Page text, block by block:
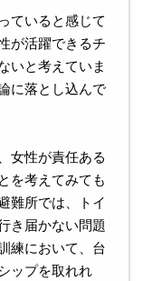
ていると感じて
が活躍できるチ
いと考えていま
に落とし込んで
女性が責任ある
を考えてみても
難所では、トイ
き届かない問題
練において、台
ップを取れれ